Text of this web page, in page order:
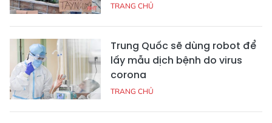
TRANG CHỦ
Trung Quốc sẽ dùng robot để
lấy mẫu dịch bệnh do virus
corona
TRANG CHỦ